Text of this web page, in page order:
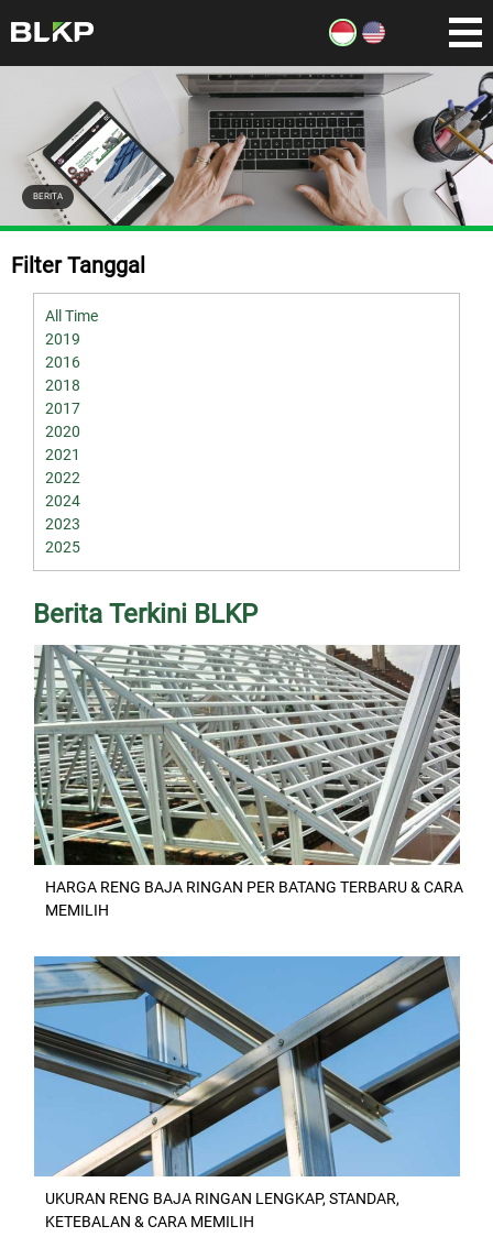
BERITA
Filter Tanggal
All Time
2019
2016
2018
2017
2020
2021
2022
2024
2023
2025
Berita Terkini BLKP
HARGA RENG BAJA RINGAN PER BATANG TERBARU & CARA
MEMILIH
UKURAN RENG BAJA RINGAN LENGKAP, STANDAR,
KETEBALAN & CARA MEMILIH